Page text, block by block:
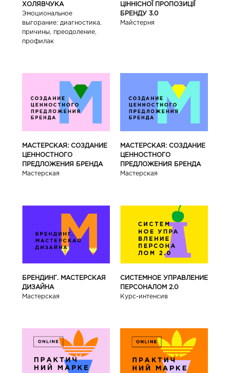
ХОЛЯВЧУКА
Эмоциональное
выгорание: диагностика,
причины, преодоление,
профилак
ЦІННІСНОЇ ПРОПОЗИЦІЇ
БРЕНДУ 3.0
Майстерня
МАСТЕРСКАЯ: СОЗДАНИЕ
ЦЕННОСТНОГО
ПРЕДЛОЖЕНИЯ БРЕНДА
Мастерская
МАСТЕРСКАЯ: СОЗДАНИЕ
ЦЕННОСТНОГО
ПРЕДЛОЖЕНИЯ БРЕНДА
Мастерская
БРЕНДИНГ. МАСТЕРСКАЯ
ДИЗАЙНА
Мастерская
СИСТЕМНОЕ УПРАВЛЕНИЕ
ПЕРСОНАЛОМ 2.0
Курс-интенсив